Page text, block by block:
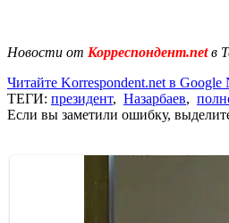
Новости от Корреспондент.netв
Читайте Korrespondent.net в Google
ТЕГИ: президент, Назарбаев,
Если вы заметили ошибку,